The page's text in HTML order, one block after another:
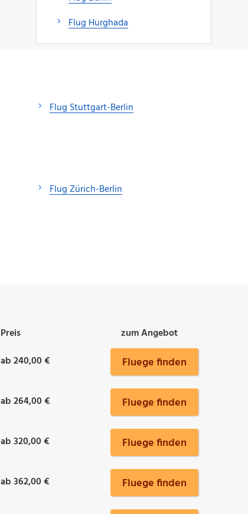
Flug Hurghada
Flug Stuttgart-Berlin
Flug Zürich-Berlin
Preis
zum Angebot
ab 240,00 € Fluege finden
ab 264,00 € Fluege finden
ab 320,00 € Fluege finden
ab 362,00 € Fluege finden